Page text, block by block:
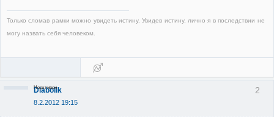
Только сломав рамки можно увидеть истину. Увидев истину, лично я в последствии не
могу назвать себя человеком.
2
Diabolik
8.2.2012 19:15
Неактивен